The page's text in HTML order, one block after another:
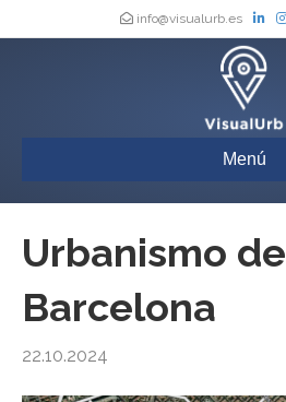
info@visualurb.es
Menú
Urbanismo de
Barcelona
22.10.2024